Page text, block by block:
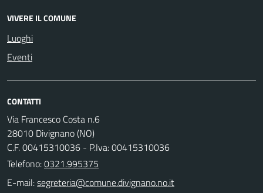
VIVERE IL COMUNE
Luoghi
Eventi
CONTATTI
Via Francesco Costa n.6
28010 Divignano (NO)
C.F. 00415310036 - P.Iva: 00415310036
Telefono:0321.995375
E-mail: